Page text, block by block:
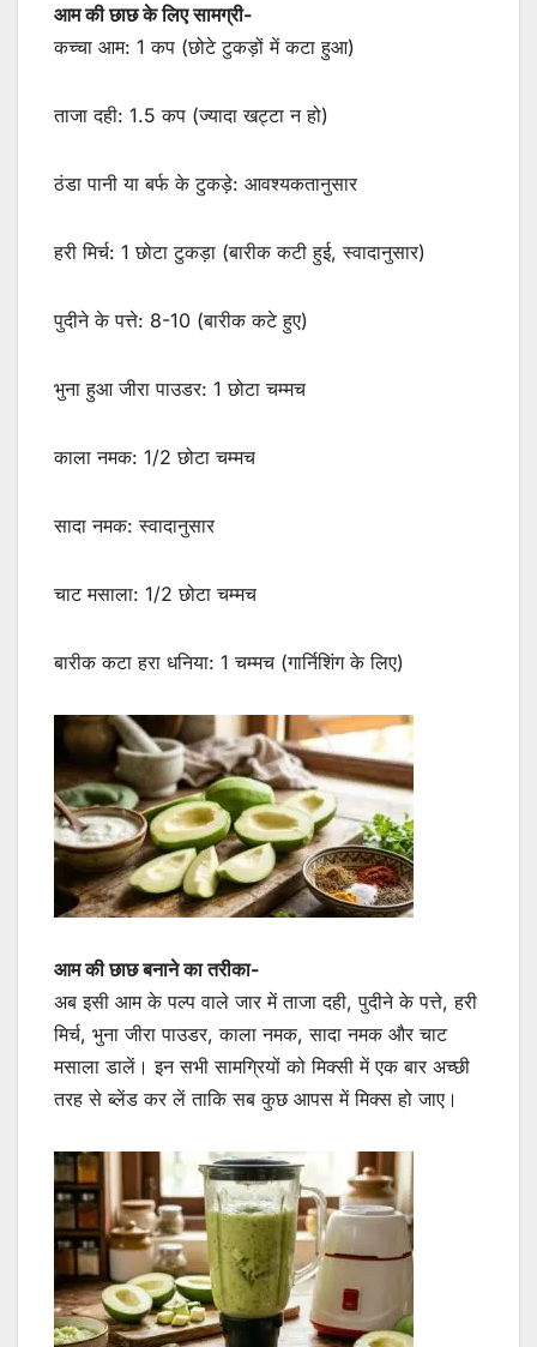
आम की छाछ के लिए सामग्री-
कच्चा आम: 1 कप (छोटे टुकड़ों में कटा हुआ)
ताजा दही: 1.5 कप (ज्यादा खट्टा न हो)
ठंडा पानी या बर्फ के टुकड़े: आवश्यकतानुसार
हरी मिर्च: 1 छोटा टुकड़ा (बारीक कटी हुई, स्वादानुसार)
पुदीने के पत्ते: 8-10 (बारीक कटे हुए)
भुना हुआ जीरा पाउडर: 1 छोटा चम्मच
काला नमक: 1/2 छोटा चम्मच
सादा नमक: स्वादानुसार
चाट मसाला: 1/2 छोटा चम्मच
बारीक कटा हरा धनिया: 1 चम्मच (गार्निशिंग के लिए)
आम की छाछ बनाने का तरीका-
अब इसी आम के पल्प वाले जार में ताजा दही, पुदीने के पत्ते, हरी
मिर्च, भुना जीरा पाउडर, काला नमक, सादा नमक और चाट
मसाला डालें। इन सभी सामग्रियों को मिक्सी में एक बार अच्छी
तरह से ब्लेंड कर लें ताकि सब कुछ आपस में मिक्स हो जाए।